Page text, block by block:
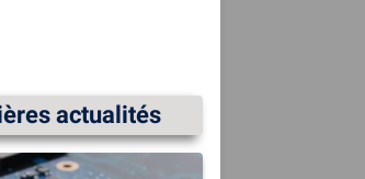
actualités